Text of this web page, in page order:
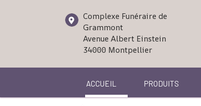
Complexe Funéraire de
Grammont
Avenue Albert Einstein
34000 Montpellier
ACCUEIL PRODUITS